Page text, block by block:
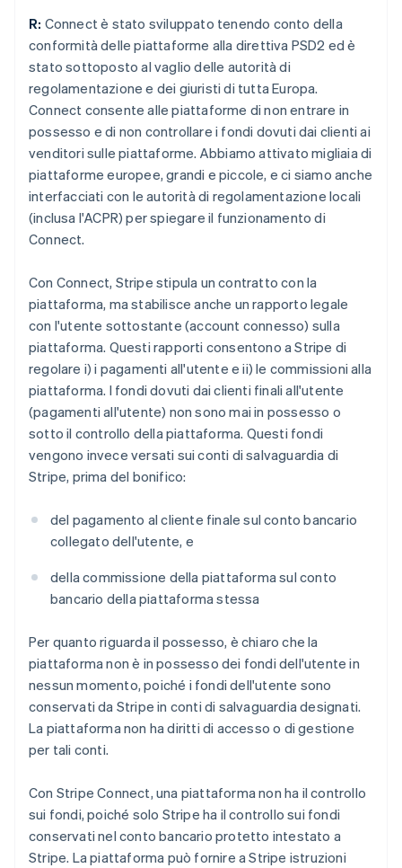
R: Connect è stato sviluppato tenendo conto della
conformità delle piattaforme alla direttiva PSD2 ed è
stato sottoposto al vaglio delle autorità di
regolamentazione e dei giuristi di tutta Europa.
Connect consente alle piattaforme di non entrare in
possesso e di non controllare i fondi dovuti dai clienti ai
venditori sulle piattaforme. Abbiamo attivato migliaia di
piattaforme europee, grandi e piccole, e ci siamo anche
interfacciati con le autorità di regolamentazione locali
(inclusa l'ACPR) per spiegare il funzionamento di
Connect.
Con Connect, Stripe stipula un contratto con la
piattaforma, ma stabilisce anche un rapporto legale
con l'utente sottostante (account connesso) sulla
piattaforma. Questi rapporti consentono a Stripe di
regolare i) i pagamenti all'utente e ii) le commissioni alla
piattaforma. I fondi dovuti dai clienti finali all'utente
(pagamenti all'utente) non sono mai in possesso o
sotto il controllo della piattaforma. Questi fondi
vengono invece versati sui conti di salvaguardia di
Stripe, prima del bonifico:
del pagamento al cliente finale sul conto bancario
collegato dell'utente, e
della commissione della piattaforma sul conto
bancario della piattaforma stessa
Per quanto riguarda il possesso, è chiaro che la
piattaforma non è in possesso dei fondi dell'utente in
nessun momento, poiché i fondi dell'utente sono
conservati da Stripe in conti di salvaguardia designati.
La piattaforma non ha diritti di accesso o di gestione
per tali conti.
Con Stripe Connect, una piattaforma non ha il controllo
sui fondi, poiché solo Stripe ha il controllo sui fondi
conservati nel conto bancario protetto intestato a
Stripe. La piattaforma può fornire a Stripe istruzioni